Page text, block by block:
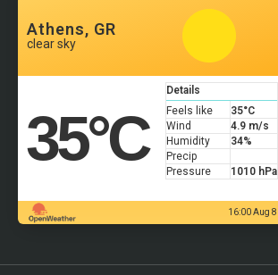
Athens, GR
clear sky
35°C
Details
Feels like
35°C
Wind
4.9 m/s
Humidity
34%
Precip
Pressure
1010 hPa
16:00 Aug 8